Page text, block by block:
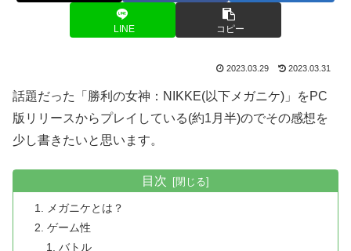
LINE コピー
2023.03.29 2023.03.31
話題だった「勝利の女神：NIKKE(以下メガニケ)」をPC
版リリースからプレイしている(約1月半)のでその感想を
少し書きたいと思います。
目次
メガニケとは？
ゲーム性
バトル